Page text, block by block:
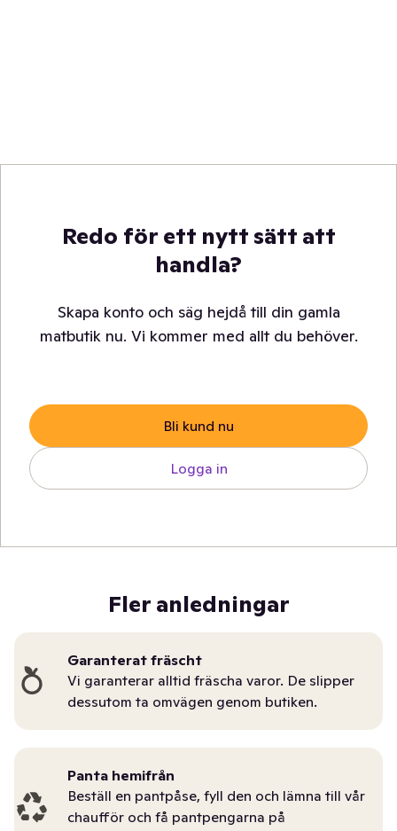
Redo för ett nytt sätt att
handla?
Skapa konto och säg hejdå till din gamla
matbutik nu. Vi kommer med allt du behöver.
Bli kund nu
Logga in
Fler anledningar
Garanterat fräscht
Vi garanterar alltid fräscha varor. De slipper
dessutom ta omvägen genom butiken.
Panta hemifrån
Beställ en pantpåse, fyll den och lämna till vår
chaufför och få pantpengarna på